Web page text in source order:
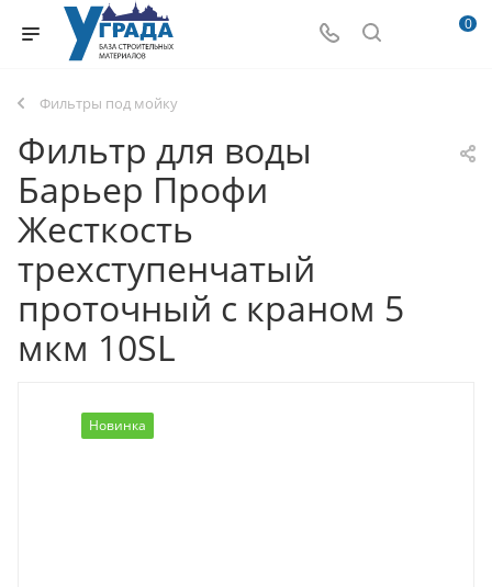
0
Фильтры под мойку
Фильтр для воды
Барьер Профи
Жесткость
трехступенчатый
проточный с краном 5
мкм 10SL
Новинка